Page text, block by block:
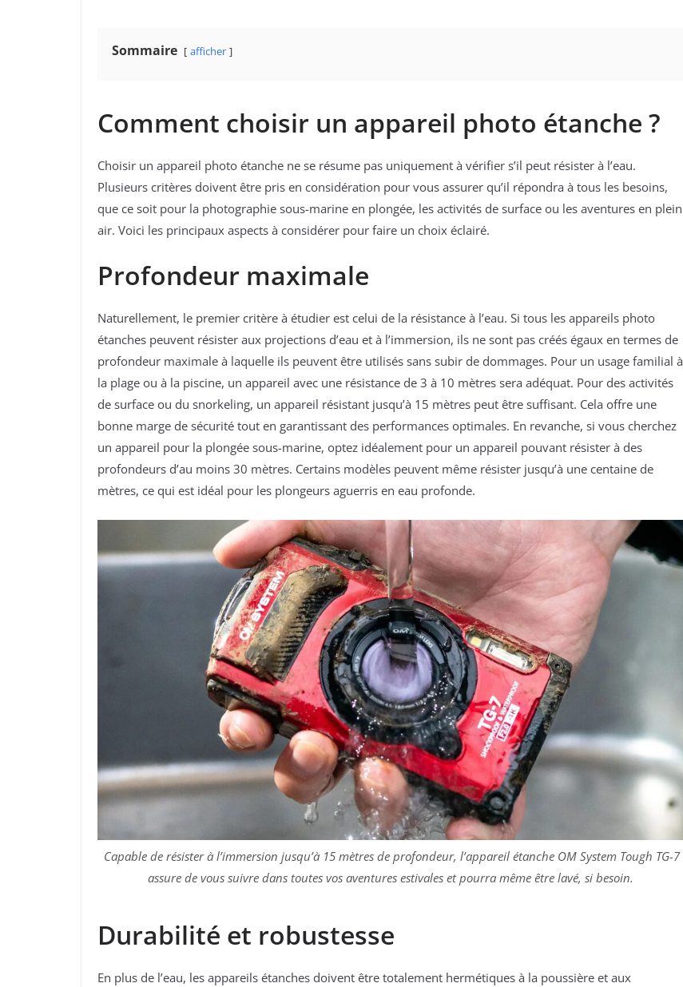
Sommaire afficher
Comment choisir un appareil photo étanche ?
Choisir un appareil photo étanche ne se résume pas uniquement à vérifier s’il peut résister à l’eau.
Plusieurs critères doivent être pris en considération pour vous assurer qu’il répondra à tous les besoins,
que ce soit pour la photographie sous-marine en plongée, les activités de surface ou les aventures en plein
air. Voici les principaux aspects à considérer pour faire un choix éclairé.
Profondeur maximale
Naturellement, le premier critère à étudier est celui de la résistance à l’eau. Si tous les appareils photo
étanches peuvent résister aux projections d’eau et à l’immersion, ils ne sont pas créés égaux en termes de
profondeur maximale à laquelle ils peuvent être utilisés sans subir de dommages. Pour un usage familial à
la plage ou à la piscine, un appareil avec une résistance de 3 à 10 mètres sera adéquat. Pour des activités
de surface ou du snorkeling, un appareil résistant jusqu’à 15 mètres peut être suffisant. Cela offre une
bonne marge de sécurité tout en garantissant des performances optimales. En revanche, si vous cherchez
un appareil pour la plongée sous-marine, optez idéalement pour un appareil pouvant résister à des
profondeurs d’au moins 30 mètres. Certains modèles peuvent même résister jusqu’à une centaine de
mètres, ce qui est idéal pour les plongeurs aguerris en eau profonde.
Capable de résister à l’immersion jusqu’à 15 mètres de profondeur, l’appareil étanche OM System Tough TG-7
assure de vous suivre dans toutes vos aventures estivales et pourra même être lavé, si besoin.
Durabilité et robustesse
En plus de l’eau, les appareils étanches doivent être totalement hermétiques à la poussière et aux